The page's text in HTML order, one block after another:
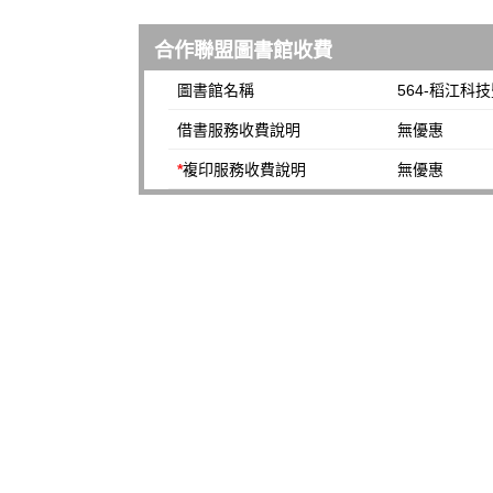
合作聯盟圖書館收費
圖書館名稱 564-稻江科
借書服務收費說明 無優惠
*複印服務收費說明 無優惠